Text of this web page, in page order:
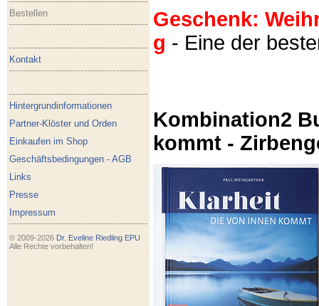
Bestellen
Kontakt
Hintergrundinformationen
Partner-Klöster und Orden
Einkaufen im Shop
Geschäftsbedingungen - AGB
Links
Presse
Impressum
© 2009-2026 Dr. Eveline Riedling EPU
Alle Rechte vorbehalten!
Geschenk:
g - Eine der
Kombination2
kommt -